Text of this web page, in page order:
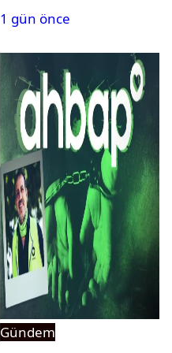
1 gün önce
Gündem